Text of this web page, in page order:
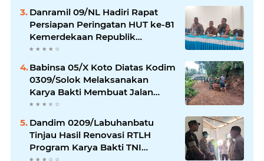
Danramil 09/NL Hadiri Rapat
Persiapan Peringatan HUT ke-81
Kemerdekaan Republik
Indonesia
Babinsa 05/X Koto Diatas Kodim
0309/Solok Melaksanakan
Karya Bakti Membuat Jalan
Usaha Tani Bersama Warga
Dandim 0209/Labuhanbatu
Tinjau Hasil Renovasi RTLH
Program Karya Bakti TNI